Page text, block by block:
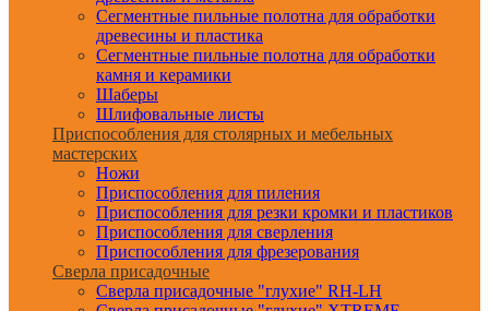
Сегментные пильные полотна для обработки
древесины и пластика
Сегментные пильные полотна для обработки
камня и керамики
Шаберы
Шлифовальные листы
Приспособления для столярных и мебельных
мастерских
Ножи
Приспособления для пиления
Приспособления для резки кромки и пластиков
Приспособления для сверления
Приспособления для фрезерования
Сверла присадочные
Сверла присадочные "глухие" RH-LH